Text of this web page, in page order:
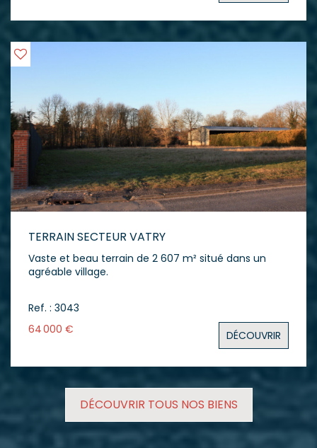
TERRAIN SECTEUR VATRY
Vaste et beau terrain de 2 607 m² situé dans un
agréable village.
Ref. : 3043
64 000 €
DÉCOUVRIR
DÉCOUVRIR TOUS NOS BIENS